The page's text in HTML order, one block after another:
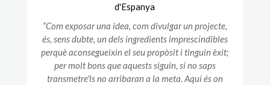
d'Espanya
“Com exposar una idea, com divulgar un projecte,
és, sens dubte, un dels ingredients imprescindibles
perquè aconsegueixin el seu propòsit i tinguin èxit;
per molt bons que aquests siguin, si no saps
transmetre'ls no arribaran a la meta. Aquí és on